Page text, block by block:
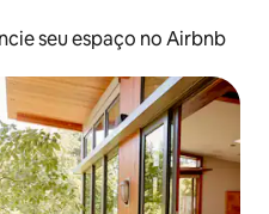
seu espaço no Airbnb